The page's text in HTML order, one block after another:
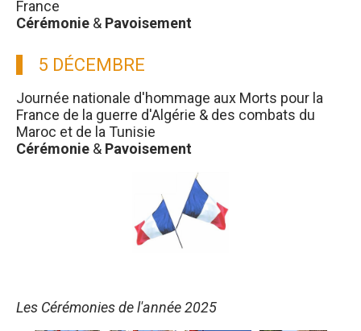
France
Cérémonie & Pavoisement
5 DÉCEMBRE
Journée nationale d'hommage aux Morts pour la
France de la guerre d'Algérie & des combats du
Maroc et de la Tunisie
Cérémonie & Pavoisement
Les Cérémonies de l'année 2025